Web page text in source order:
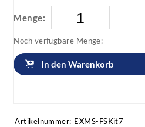
Menge:
Noch verfügbare Menge:
In den Warenkorb
Artikelnummer: EXMS-FSKit7